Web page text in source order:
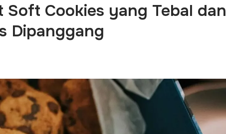
Soft Cookies yang Tebal dan
Dipanggang